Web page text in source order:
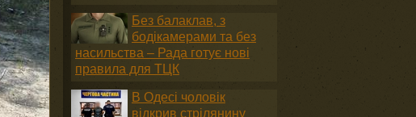
Без балаклав, з
бодікамерами та без
насильства – Рада готує нові
правила для ТЦК
В Одесі чоловік
відкрив стрілянину